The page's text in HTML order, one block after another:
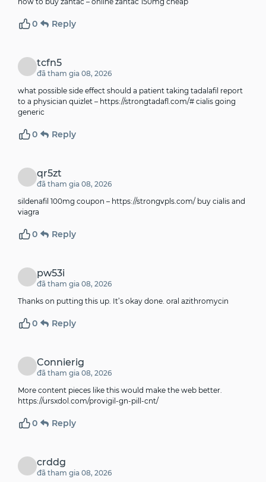
0 Reply
tcfn5
đã tham gia 08, 2026
what possible side effect should a patient taking tadalafil report
to a physician quizlet – https://strongtadafl.com/# cialis going
generic
0 Reply
qr5zt
đã tham gia 08, 2026
sildenafil 100mg coupon – https://strongvpls.com/ buy cialis and
viagra
0 Reply
pw53i
đã tham gia 08, 2026
Thanks on putting this up. It’s okay done. oral azithromycin
0 Reply
Connierig
đã tham gia 08, 2026
More content pieces like this would make the web better.
https://ursxdol.com/provigil-gn-pill-cnt/
0 Reply
crddg
đã tham gia 08, 2026